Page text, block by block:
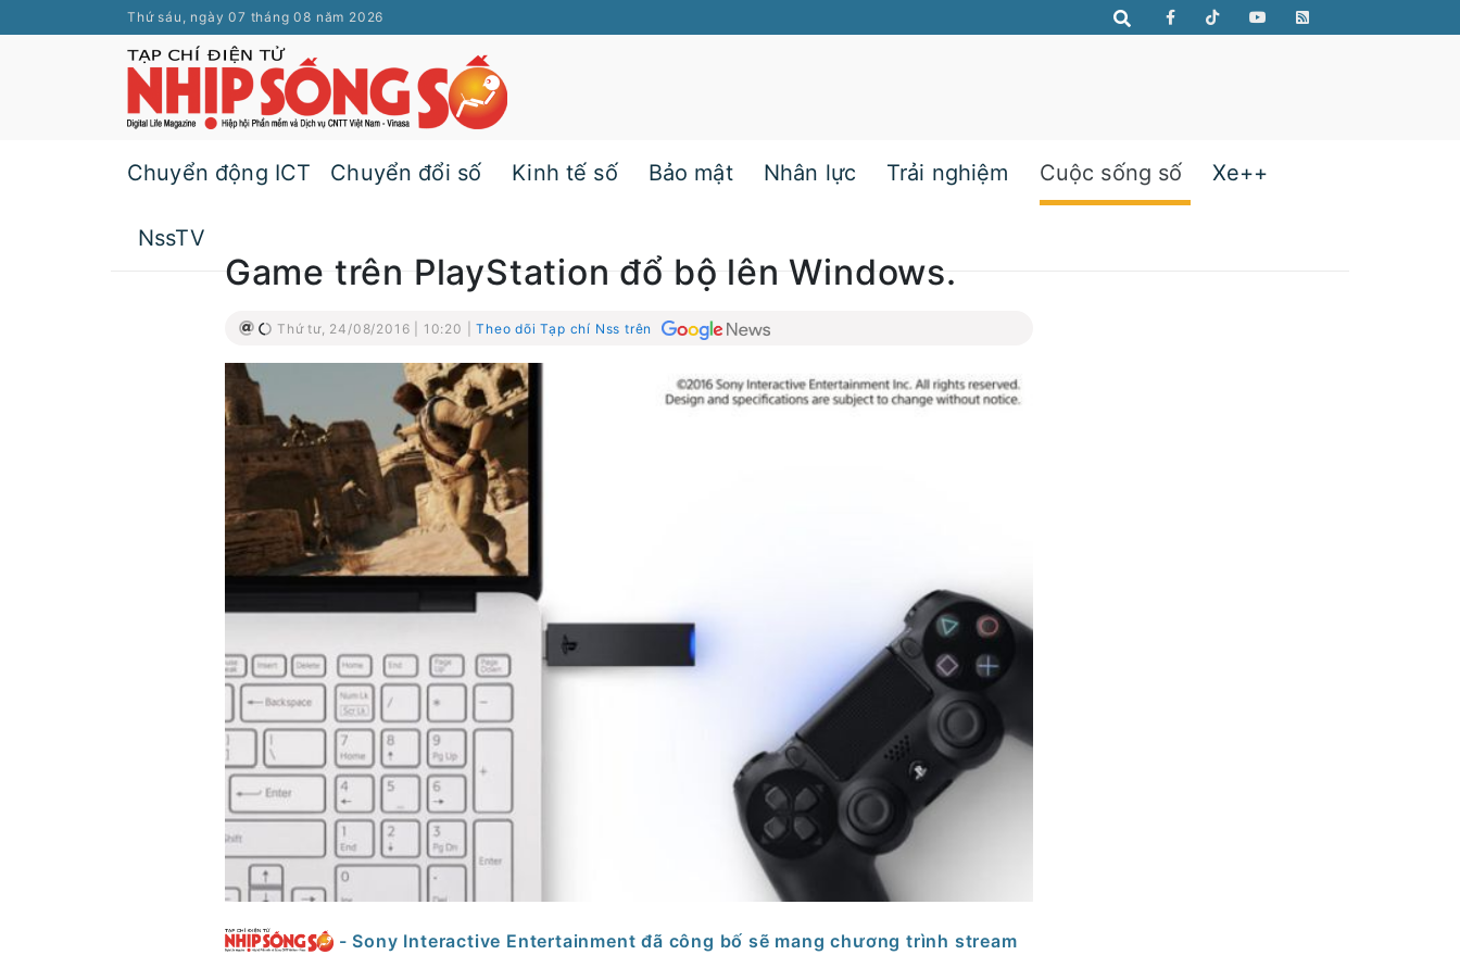
Thứ sáu, ngày 07 tháng 08 năm 2026
Chuyển động ICT Chuyển đổi số Kinh tế số Bảo mật Nhân lực Trải nghiệm Cuộc sống số Xe++
NssTV
Game trên PlayStation đổ bộ lên Windows.
Thứ tư, 24/08/2016 | 10:20 |Theo dõi Tạp chí Nss trên
- Sony Interactive Entertainment đã công bố sẽ mang chương trình stream